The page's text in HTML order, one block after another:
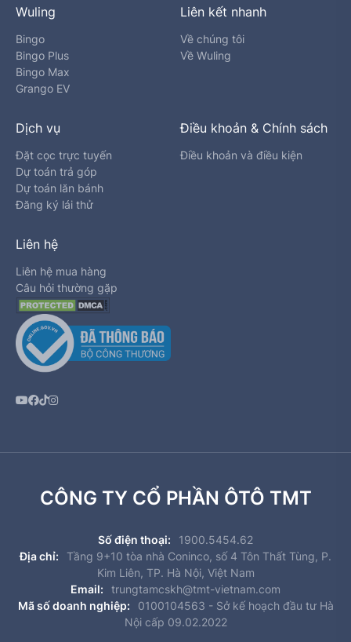
Wuling
Bingo
Bingo Plus
Bingo Max
Grango EV
Liên kết nhanh
Về chúng tôi
Về Wuling
Dịch vụ
Đặt cọc trực tuyến
Dự toán trả góp
Dự toán lăn bánh
Đăng ký lái thử
Điều khoản & Chính sách
Điều khoản và điều kiện
Liên hệ
Liên hệ mua hàng
Câu hỏi thường gặp
CÔNG TY CỔ PHẦN ÔTÔ TMT
Số điện thoại:
1900.5454.62
Địa chỉ:
Tầng 9+10 tòa nhà Coninco, số 4 Tôn Thất Tùng, P.
Kim Liên, TP. Hà Nội, Việt Nam
Email:
trungtamcskh@tmt-vietnam.com
Mã số doanh nghiệp:
0100104563 - Sở kế hoạch đầu tư Hà
Nội cấp 09.02.2022